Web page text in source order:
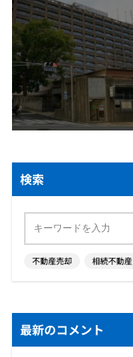
検索
不動産売却 相続不動産
最新のコメント